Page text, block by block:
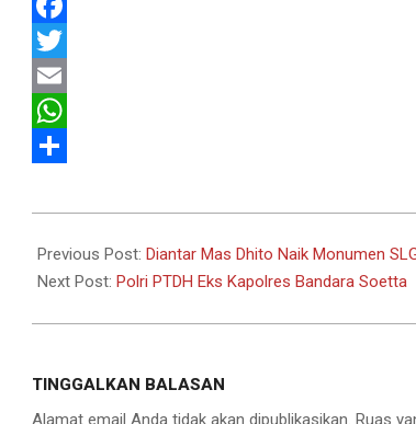
Facebook
Twitter
Email
WhatsApp
08-
31
Previous Post: Diantar Mas Dhito Naik Monumen
Next Post: Polri PTDH Eks Kapolres Bandara Soetta
TINGGALKAN BALASAN
Alamat email Anda tidak akan dipublikasikan. Ruas